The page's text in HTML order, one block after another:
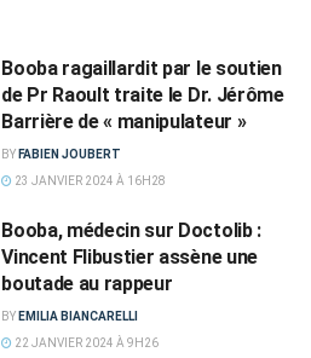
Booba ragaillardit par le soutien
de Pr Raoult traite le Dr. Jérôme
Barrière de « manipulateur »
BY FABIEN JOUBERT
23 JANVIER 2024 À 16H28
Booba, médecin sur Doctolib :
Vincent Flibustier assène une
boutade au rappeur
BY EMILIA BIANCARELLI
22 JANVIER 2024 À 9H26